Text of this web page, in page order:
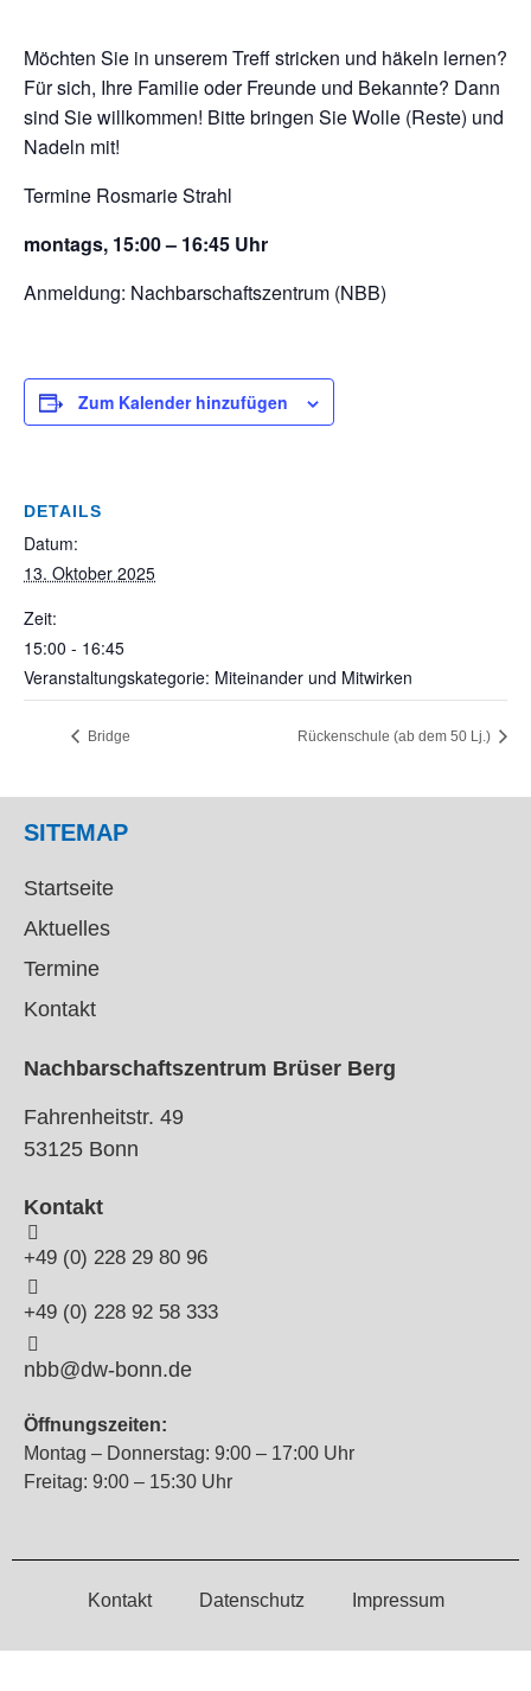
Möchten Sie in unserem Treff stricken und häkeln lernen?
Für sich, Ihre Familie oder Freunde und Bekannte? Dann
sind Sie willkommen! Bitte bringen Sie Wolle (Reste) und
Nadeln mit!
Termine Rosmarie Strahl
montags, 15:00 – 16:45 Uhr
Anmeldung: Nachbarschaftszentrum (NBB)
Zum Kalender hinzufügen
DETAILS
Datum:
13. Oktober 2025
Zeit:
15:00 - 16:45
Veranstaltungskategorie: Miteinander und Mitwirken
Bridge Rückenschule (ab dem 50 Lj.)
SITEMAP
Startseite
Aktuelles
Termine
Kontakt
Nachbarschaftszentrum Brüser Berg
Fahrenheitstr. 49
53125 Bonn
Kontakt
+49 (0) 228 29 80 96
+49 (0) 228 92 58 333
nbb@dw-bonn.de
Öffnungszeiten:
Montag – Donnerstag: 9:00 – 17:00 Uhr
Freitag: 9:00 – 15:30 Uhr
Kontakt Datenschutz Impressum